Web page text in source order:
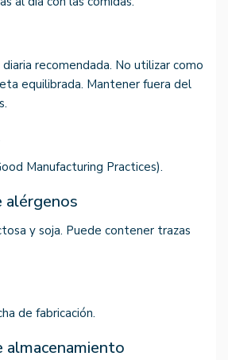
recomendada. No utilizar como
equilibrada. Mantener fuera del
Manufacturing Practices).
alérgenos
y soja. Puede contener trazas
de fabricación.
almacenamiento